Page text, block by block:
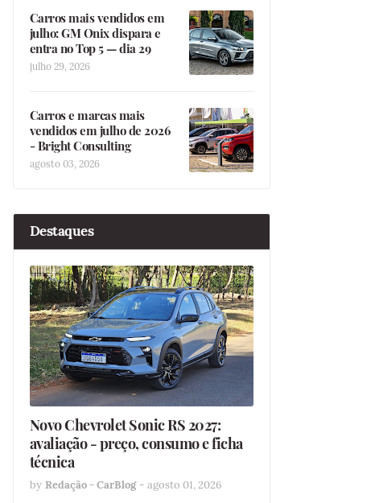
Carros mais vendidos em
julho: GM Onix dispara e
entra no Top 5 — dia 29
julho 29, 2026
Carros e marcas mais
vendidos em julho de 2026
- Bright Consulting
agosto 03, 2026
Destaques
Novo Chevrolet Sonic RS 2027:
avaliação - preço, consumo e ficha
técnica
by Redação - CarBlog - agosto 01, 2026